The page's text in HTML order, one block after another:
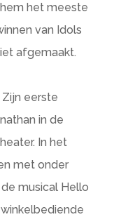
het meeste
van Idols
afgemaakt.
eerste
in de
In het
met onder
musical Hello